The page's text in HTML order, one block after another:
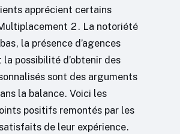
apprécient certains
2. La notoriété
la présence d’agences
la possibilité d’obtenir des
sont des arguments
la balance. Voici les
positifs remontés par les
de leur expérience.